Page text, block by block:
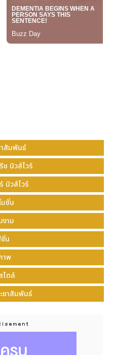
(Bilberry Extract): สาร
เป็นพิเศษ อุดมไปด้วยสาร
อนุมูลอิสระประสิทธิภาพสูง
งตา เพิ่มประสิทธิภาพการ
แสงน้อย ลดอาการเมื่อยล้า
ป็นเวลานานๆ รวมถึงช่วย
รต้านอนุมูลอิสระ ช่วยยับยั้ง
สงแดด ลดการอักเสบของ
วยให้ผิวพรรณเรียบเนียน
Bioflavonoids)
มปริมาณการดูดซึมวิตามินซี
มากยิ่งขึ้น และยังช่วยเสริม
เลือดฝอยทั่วร่างกาย
: เป็นวิตามินที่มีความสำคัญ
ตรง ช่วยบำรุงสายตา ลด
งคืน รวมถึงลดปัญหาอาการ
ชัดเจนยิ่งขึ้นในสภาวะแสง
ทางเลือกตอบโจทย์คนรัก
อาหาร
ายและดวงตาของคุณไป
ทำงาน นักศึกษา และผู้สูง
าสัมพันธ์
ช นิวส์ไวร์
นิวส์ไวร์
มชั่น
งาม
น
าพ
ไตล์
ชาสัมพันธ์